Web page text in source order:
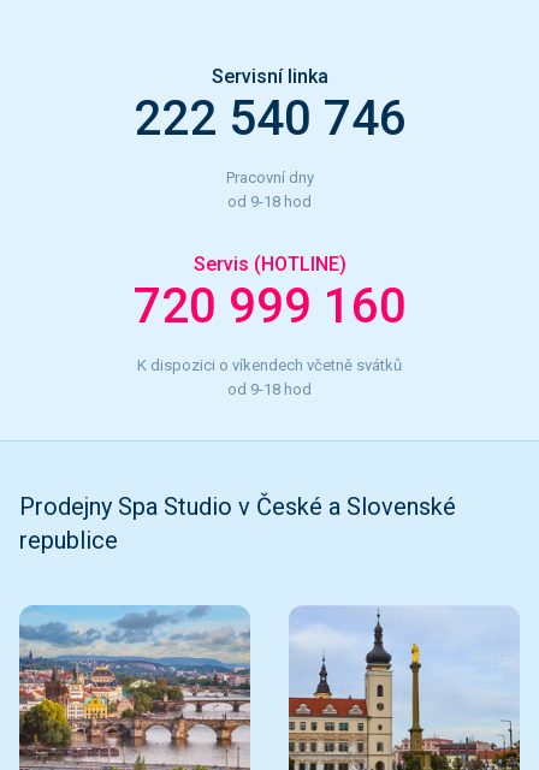
Servisní linka
222 540 746
Pracovní dny
od 9-18 hod
Servis (HOTLINE)
720 999 160
K dispozici o víkendech včetně svátků
od 9-18 hod
Prodejny Spa Studio v České a Slovenské
republice